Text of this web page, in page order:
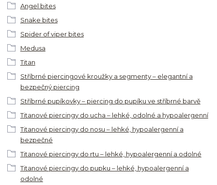
Angel bites
Snake bites
Spider of viper bites
Medusa
Titan
Stříbrné piercingové kroužky a segmenty – elegantní a
bezpečný piercing
Stříbrné pupíkovky – piercing do pupíku ve stříbrné barvě
Titanové piercingy do ucha – lehké, odolné a hypoalergenní
Titanové piercingy do nosu – lehké, hypoalergenní a
bezpečné
Titanové piercingy do rtu – lehké, hypoalergenní a odolné
Titanové piercingy do pupku – lehké, hypoalergenní a
odolné